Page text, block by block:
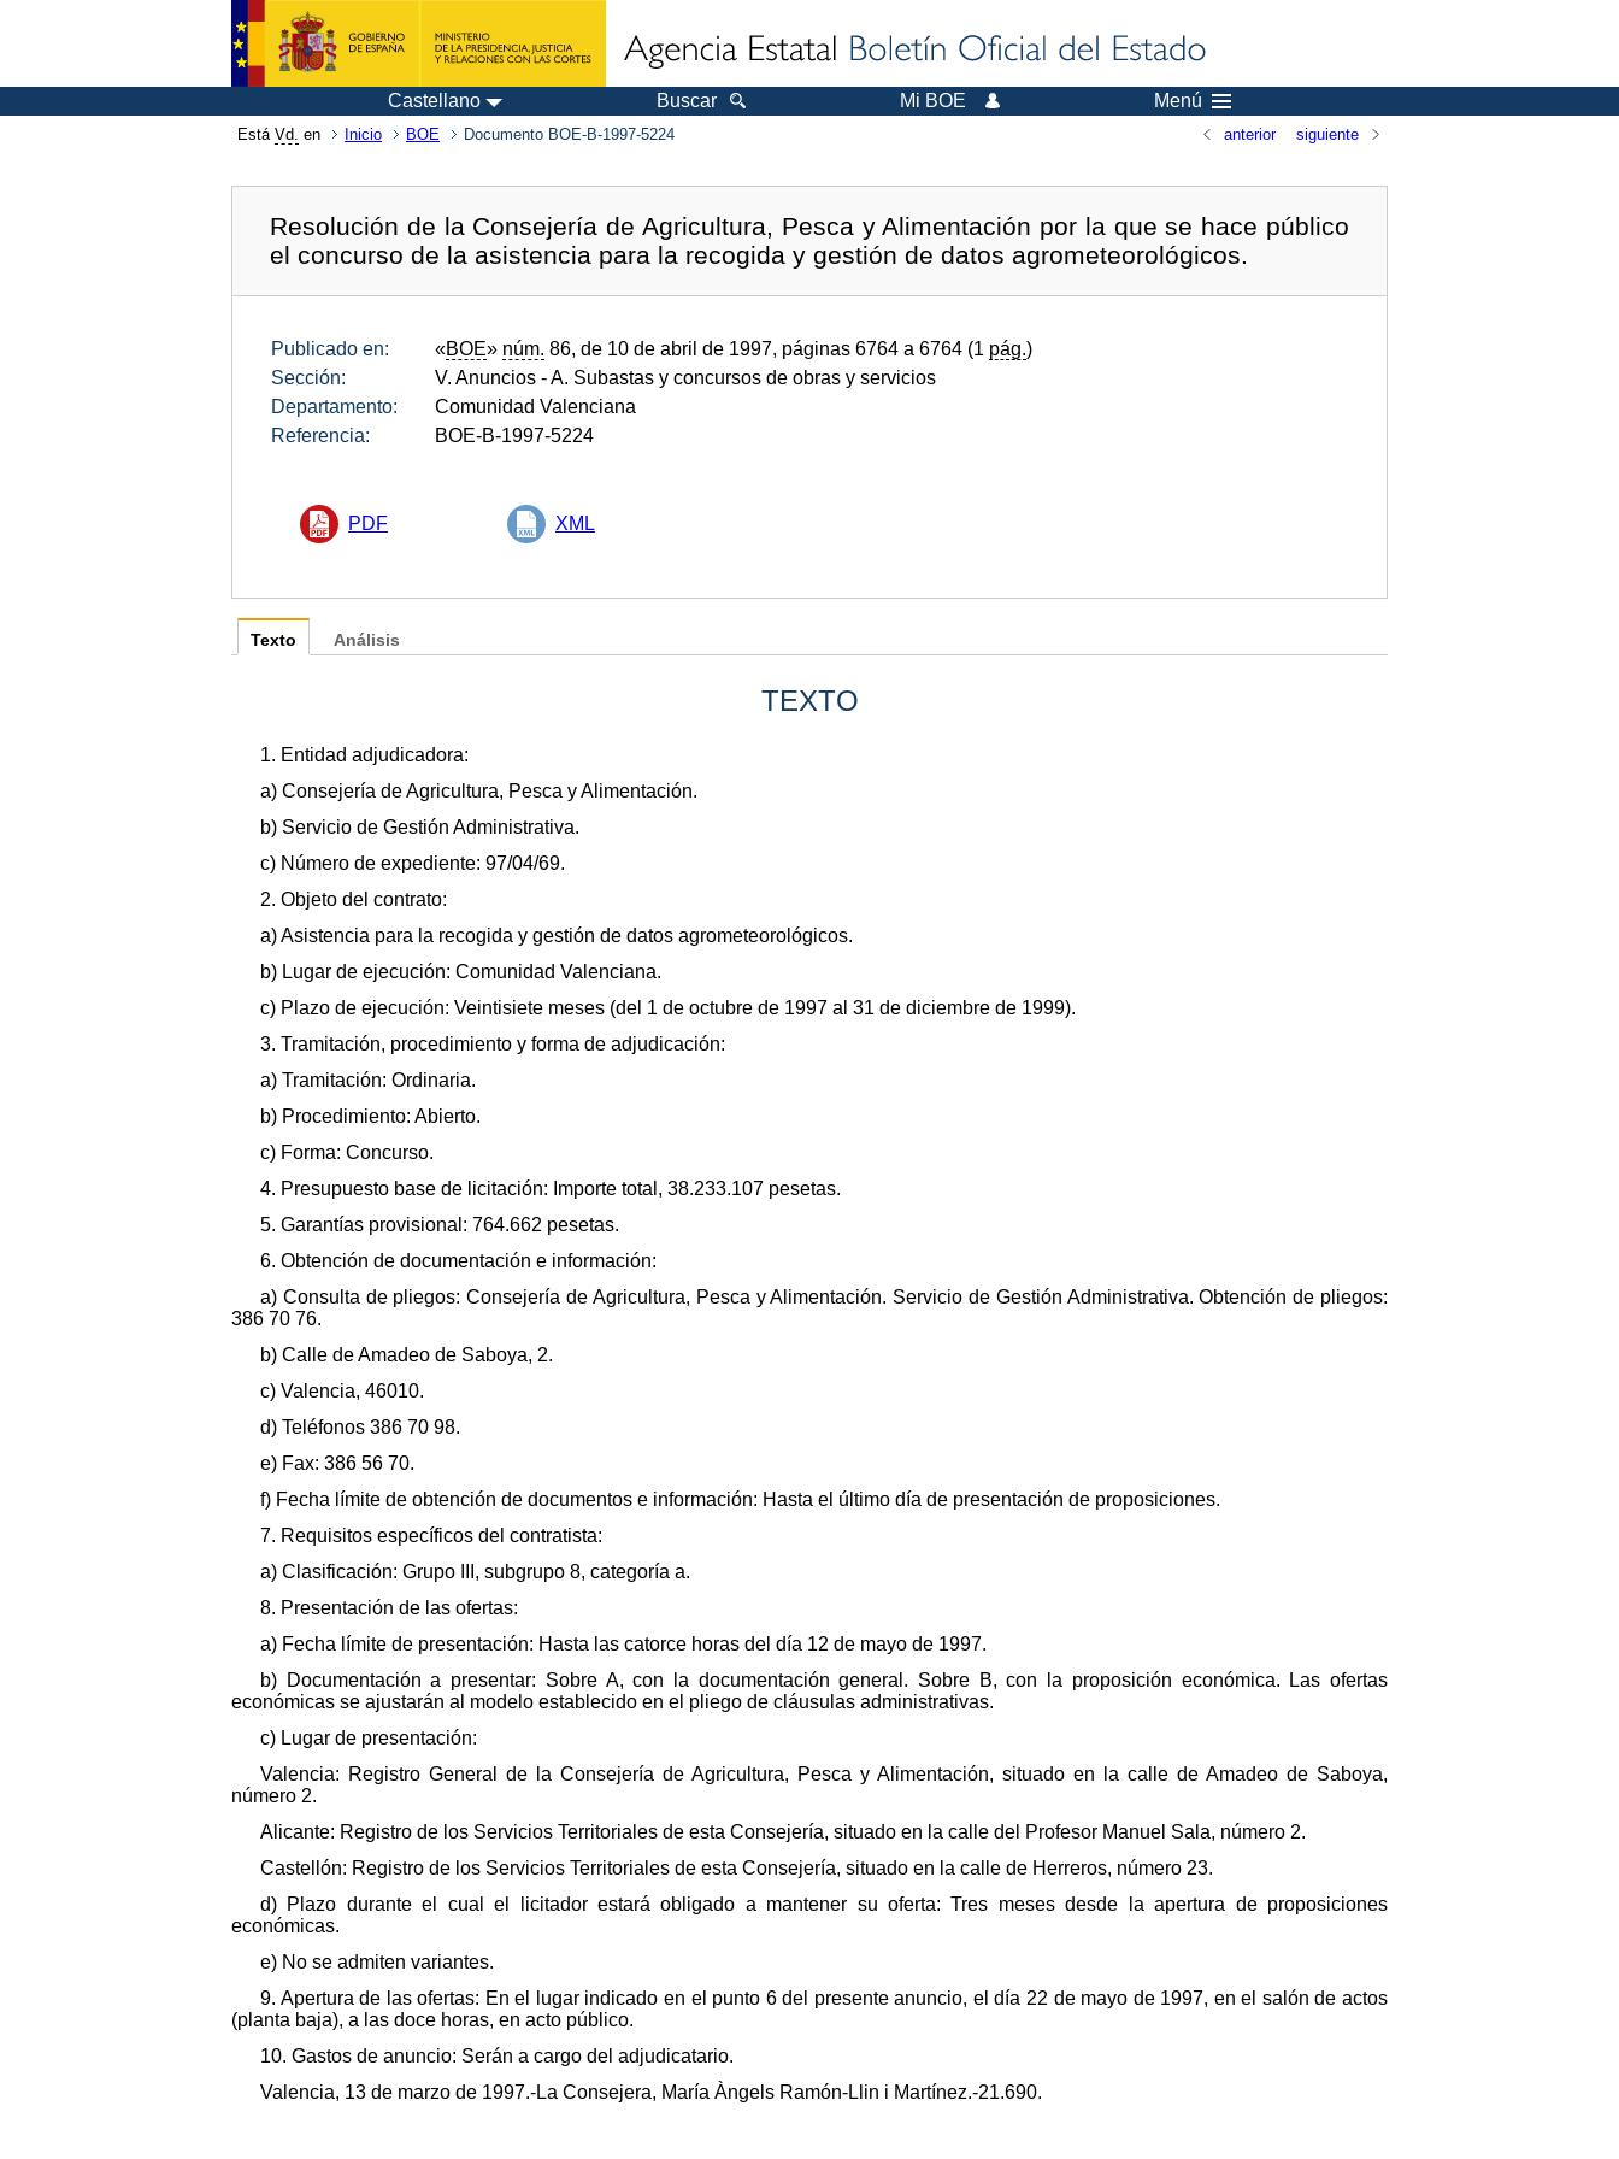
Castellano Buscar Mi BOE Menú
Está Vd. en Inicio BOE Documento BOE-B-1997-5224 anterior siguiente
Resolución de la Consejería de Agricultura, Pesca y Alimentación por la que se hace público
el concurso de la asistencia para la recogida y gestión de datos agrometeorológicos.
Publicado en: «BOE» núm. 86, de 10 de abril de 1997, páginas 6764 a 6764 (1 pág.)
Sección:
V. Anuncios - A. Subastas y concursos de obras y servicios
Departamento:
Comunidad Valenciana
Referencia:
BOE-B-1997-5224
PDF XML
Texto
TEXTO
1. Entidad adjudicadora:
a) Consejería de Agricultura, Pesca y Alimentación.
b) Servicio de Gestión Administrativa.
c) Número de expediente: 97/04/69.
2. Objeto del contrato:
a) Asistencia para la recogida y gestión de datos agrometeorológicos.
b) Lugar de ejecución: Comunidad Valenciana.
c) Plazo de ejecución: Veintisiete meses (del 1 de octubre de 1997 al 31 de diciembre de 1999).
3. Tramitación, procedimiento y forma de adjudicación:
a) Tramitación: Ordinaria.
b) Procedimiento: Abierto.
c) Forma: Concurso.
4. Presupuesto base de licitación: Importe total, 38.233.107 pesetas.
5. Garantías provisional: 764.662 pesetas.
6. Obtención de documentación e información:
a) Consulta de pliegos: Consejería de Agricultura, Pesca y Alimentación. Servicio de Gestión Administrativa. Obtención de pliegos:
386 70 76.
b) Calle de Amadeo de Saboya, 2.
c) Valencia, 46010.
d) Teléfonos 386 70 98.
e) Fax: 386 56 70.
f) Fecha límite de obtención de documentos e información: Hasta el último día de presentación de proposiciones.
7. Requisitos específicos del contratista:
a) Clasificación: Grupo III, subgrupo 8, categoría a.
8. Presentación de las ofertas:
a) Fecha límite de presentación: Hasta las catorce horas del día 12 de mayo de 1997.
b) Documentación a presentar: Sobre A, con la documentación general. Sobre B, con la proposición económica. Las ofertas
económicas se ajustarán al modelo establecido en el pliego de cláusulas administrativas.
c) Lugar de presentación:
Valencia: Registro General de la Consejería de Agricultura, Pesca y Alimentación, situado en la calle de Amadeo de Saboya,
número 2.
Alicante: Registro de los Servicios Territoriales de esta Consejería, situado en la calle del Profesor Manuel Sala, número 2.
Castellón: Registro de los Servicios Territoriales de esta Consejería, situado en la calle de Herreros, número 23.
d) Plazo durante el cual el licitador estará obligado a mantener su oferta: Tres meses desde la apertura de proposiciones
económicas.
e) No se admiten variantes.
9. Apertura de las ofertas: En el lugar indicado en el punto 6 del presente anuncio, el día 22 de mayo de 1997, en el salón de actos
(planta baja), a las doce horas, en acto público.
10. Gastos de anuncio: Serán a cargo del adjudicatario.
Valencia, 13 de marzo de 1997.-La Consejera, María Àngels Ramón-Llin i Martínez.-21.690.
Análisis